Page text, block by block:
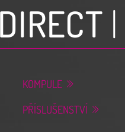
|
KOMPULE
PŘÍSLUŠENSTVÍ